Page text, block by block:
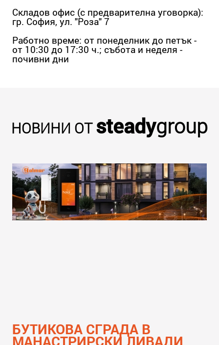
Складов офис (с предварителна уговорка):
гр. София, ул. "Роза" 7
Работно време: от понеделник до петък -
от 10:30 до 17:30 ч.; събота и неделя -
почивни дни
НОВИНИ ОТsteadygroup
БУТИКОВА СГРАДА В
МАНАСТРИРСКИ ЛИВАДИ